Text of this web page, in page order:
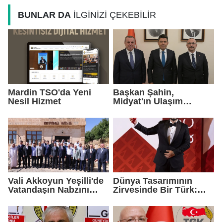
BUNLAR DA İLGİNİZİ ÇEKEBİLİR
Mardin TSO'da Yeni
Nesil Hizmet
Başkan Şahin,
Midyat'ın Ulaşım
Taşıdı
Vali Akkoyun Yeşilli'de
Vatandaşın Nabzını
Dünya Tasarımının
Zirvesinde Bir Türk:
Ayanoğlu'na İtalya'dan
Birincilik Ödülü